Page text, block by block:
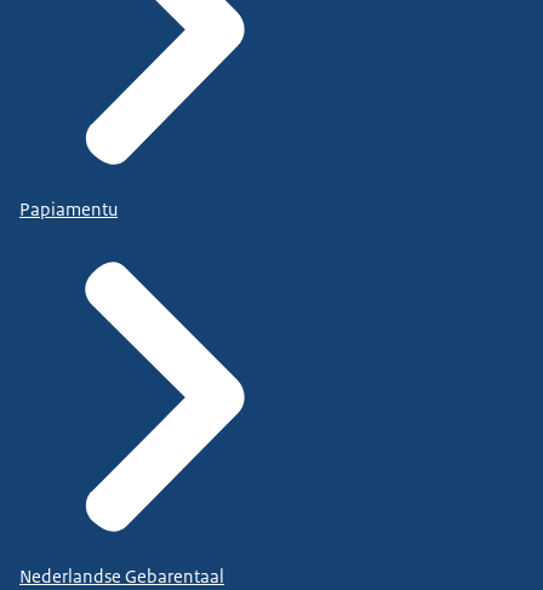
Papiamentu
Nederlandse Gebarentaal